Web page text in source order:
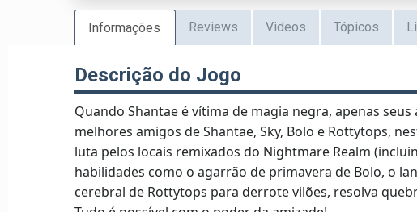
Informações Reviews Videos Tópicos
Descrição do Jogo
Quando Shantae é vítima de magia negra, apenas
melhores amigos de Shantae, Sky, Bolo e Rottytops,
luta pelos locais remixados do Nightmare Realm
habilidades como o agarrão de primavera de Bolo, o
cerebral de Rottytops para derrote vilões, resolva